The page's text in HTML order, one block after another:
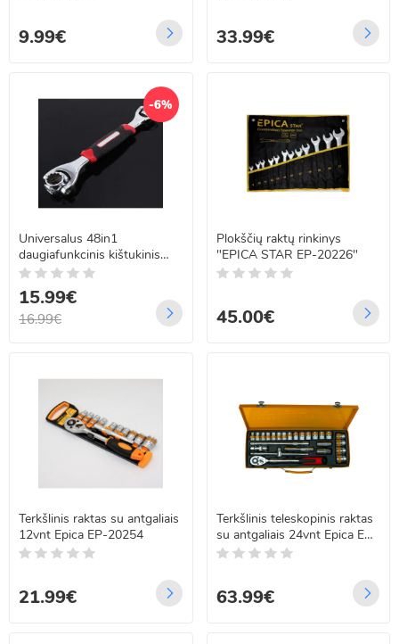
9.99€ 33.99€
-6%
Universalus 48in1
daugiafunkcinis kištukinis
raktas
15.99€
16.99€
Plokščių raktų rinkinys
"EPICA STAR EP-20226"
45.00€
Terkšlinis raktas su antgaliais
12vnt Epica EP-20254
21.99€
Terkšlinis teleskopinis raktas
su antgaliais 24vnt Epica EP-
20259
63.99€